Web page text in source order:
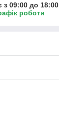
з 09:00 до 18:00
роботи